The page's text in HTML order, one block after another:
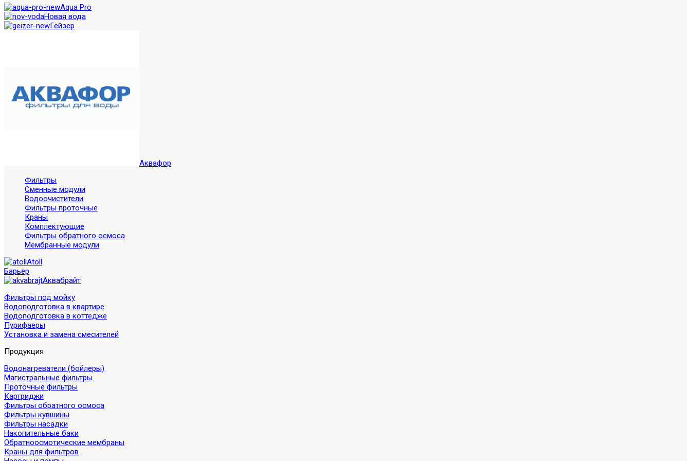
Aqua Pro
Новая вода
Гейзер
Аквафор
Фильтры
Сменные модули
Водоочистители
Фильтры проточные
Краны
Комплектующие
Фильтры обратного осмоса
Мембранные модули
Atoll
Барьер
Аквабрайт
Фильтры под мойку
Водоподготовка в квартире
Водоподготовка в коттедже
Пурифаеры
Установка и замена смесителей
Продукция
Водонагреватели (бойлеры)
Магистральные фильтры
Проточные фильтры
Картриджи
Фильтры обратного осмоса
Фильтры кувшины
Фильтры насадки
Накопительные баки
Обратноосмотические мембраны
Краны для фильтров